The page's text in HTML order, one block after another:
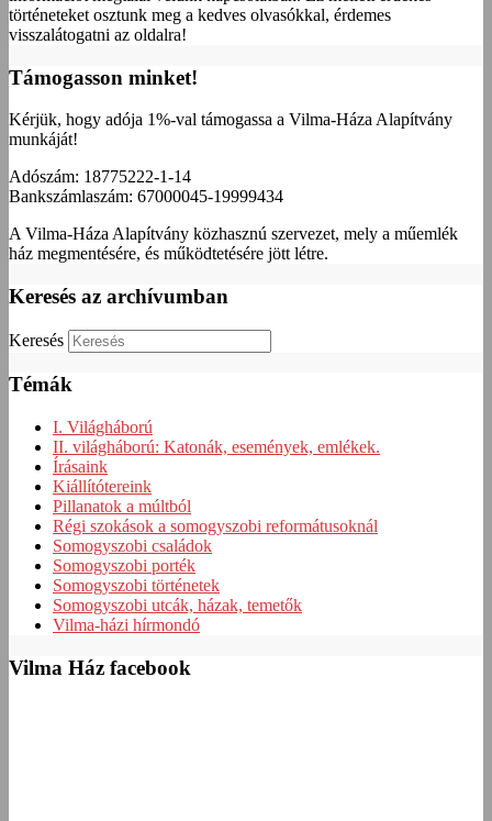
történeteket osztunk meg a kedves olvasókkal, érdemes
visszalátogatni az oldalra!
Támogasson minket!
Kérjük, hogy adója 1%-val támogassa a Vilma-Háza Alapítvány
munkáját!
Adószám: 18775222-1-14
Bankszámlaszám: 67000045-19999434
A Vilma-Háza Alapítvány közhasznú szervezet, mely a műemlék
ház megmentésére, és működtetésére jött létre.
Keresés az archívumban
Keresés
Témák
I. Világháború
II. világháború: Katonák, események, emlékek.
Írásaink
Kiállítótereink
Pillanatok a múltból
Régi szokások a somogyszobi reformátusoknál
Somogyszobi családok
Somogyszobi porték
Somogyszobi történetek
Somogyszobi utcák, házak, temetők
Vilma-házi hírmondó
Vilma Ház facebook